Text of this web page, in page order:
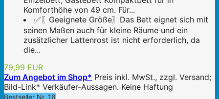
Komforthöhe von 49 cm. Für...
✅〖Geeignete Größe〗Das Bett eignet sich mit
seinen Maßen auch für kleine Räume und ein
zusätzlicher Lattenrost ist nicht erforderlich, da
die...
79,99 EUR
Zum Angebot im Shop* Preis inkl. MwSt., zzgl. Versand;
Bild-Link* Verkäufer-Aussagen. Keine Haftung
Bestseller Nr. 16